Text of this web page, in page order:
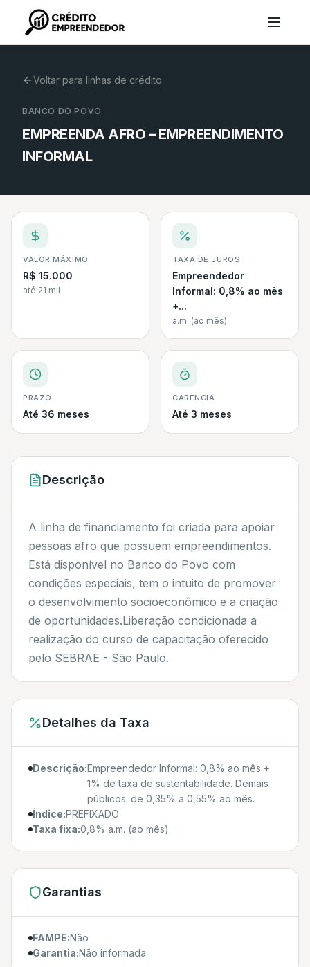
Voltar para linhas de crédito
BANCO DO POVO
EMPREENDA AFRO – EMPREENDIMENTO
INFORMAL
VALOR MÁXIMO
R$ 15.000
até 21 mil
TAXA DE JUROS
Empreendedor
Informal: 0,8% ao mês
+...
a.m. (ao mês)
PRAZO
Até 36 meses
CARÊNCIA
Até 3 meses
Descrição
A linha de financiamento foi criada para apoiar
pessoas afro que possuem empreendimentos.
Está disponível no Banco do Povo com
condições especiais, tem o intuito de promover
o desenvolvimento socioeconômico e a criação
de oportunidades.Liberação condicionada a
realização do curso de capacitação oferecido
pelo SEBRAE - São Paulo.
Detalhes da Taxa
Descrição:Empreendedor Informal: 0,8% ao mês +
1% de taxa de sustentabilidade. Demais
públicos: de 0,35% a 0,55% ao mês.
Índice:PREFIXADO
Taxa fixa:0,8% a.m. (ao mês)
Garantias
FAMPE:Não
Garantia:Não informada